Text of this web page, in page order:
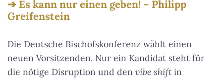
Es kann nur einen geben! – Philipp
Greifenstein
Die Deutsche Bischofskonferenz wählt einen
neuen Vorsitzenden. Nur ein Kandidat steht für
die nötige Disruption und den vibe shiftin